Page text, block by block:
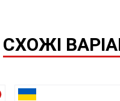
СХОЖІ